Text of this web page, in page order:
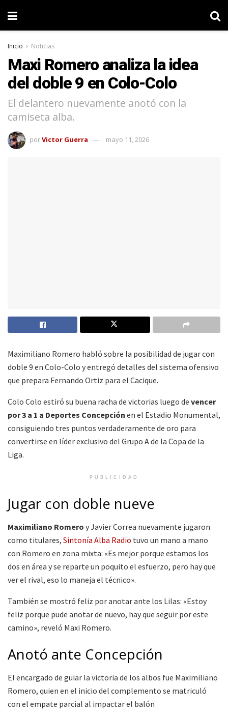
Inicio Noticias
Maxi Romero analiza la idea
del doble 9 en Colo-Colo
El delantero nuevamente anotó con la
camiseta alba.
porVictor Guerra mayo 11, 2026
Maximiliano Romero habló sobre la posibilidad de jugar con
doble 9 en Colo-Colo y entregó detalles del sistema ofensivo
que prepara Fernando Ortiz para el Cacique.
Colo Colo estiró su buena racha de victorias luego de vencer
por 3 a 1 a Deportes Concepción en el Estadio Monumental,
consiguiendo tres puntos verdaderamente de oro para
convertirse en líder exclusivo del Grupo A de la Copa de la
Liga.
PUBLICIDAD
Jugar con doble nueve
Maximiliano Romero y Javier Correa nuevamente jugaron
como titulares, Sintonía Alba Radio tuvo un mano a mano
con Romero en zona mixta: «Es mejor porque estamos los
dos en área y se reparte un poquito el esfuerzo, pero hay que
ver el rival, eso lo maneja el técnico».
También se mostró feliz por anotar ante los Lilas: «Estoy
feliz porque pude anotar de nuevo, hay que seguir por este
camino», reveló Maxi Romero.
Anotó ante Concepción
El encargado de guiar la victoria de los albos fue Maximiliano
Romero, quien en el inicio del complemento se matriculó
con el empate parcial al impactar el balón